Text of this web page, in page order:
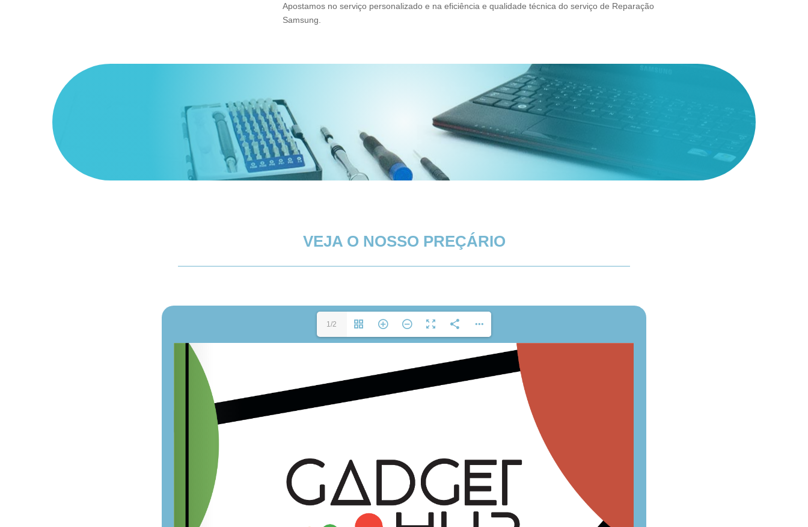
Apostamos no serviço personalizado e na eficiência e qualidade técnica do serviço de Reparação
Samsung.
VEJA O NOSSO PREÇÁRIO
1/2